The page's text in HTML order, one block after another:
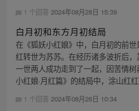
1 个回答 2024年08月28日 15:39
白月初和东方月初结局
在《狐妖小红娘》中，白月初的前
红转世为苏苏。在经历诸多波折后
一世两人成功走到了一起，因苦情
小红娘·月红篇》的结局中，涂山红
1 个回答 2024年08月26日 10:34